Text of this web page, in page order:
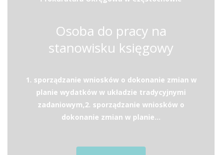
Osoba do pracy na
stanowisku księgowy
1. sporządzanie wniosków o dokonanie zmian w
planie wydatków w układzie tradycyjnymi
zadaniowym,2. sporządzanie wniosków o
dokonanie zmian w planie...